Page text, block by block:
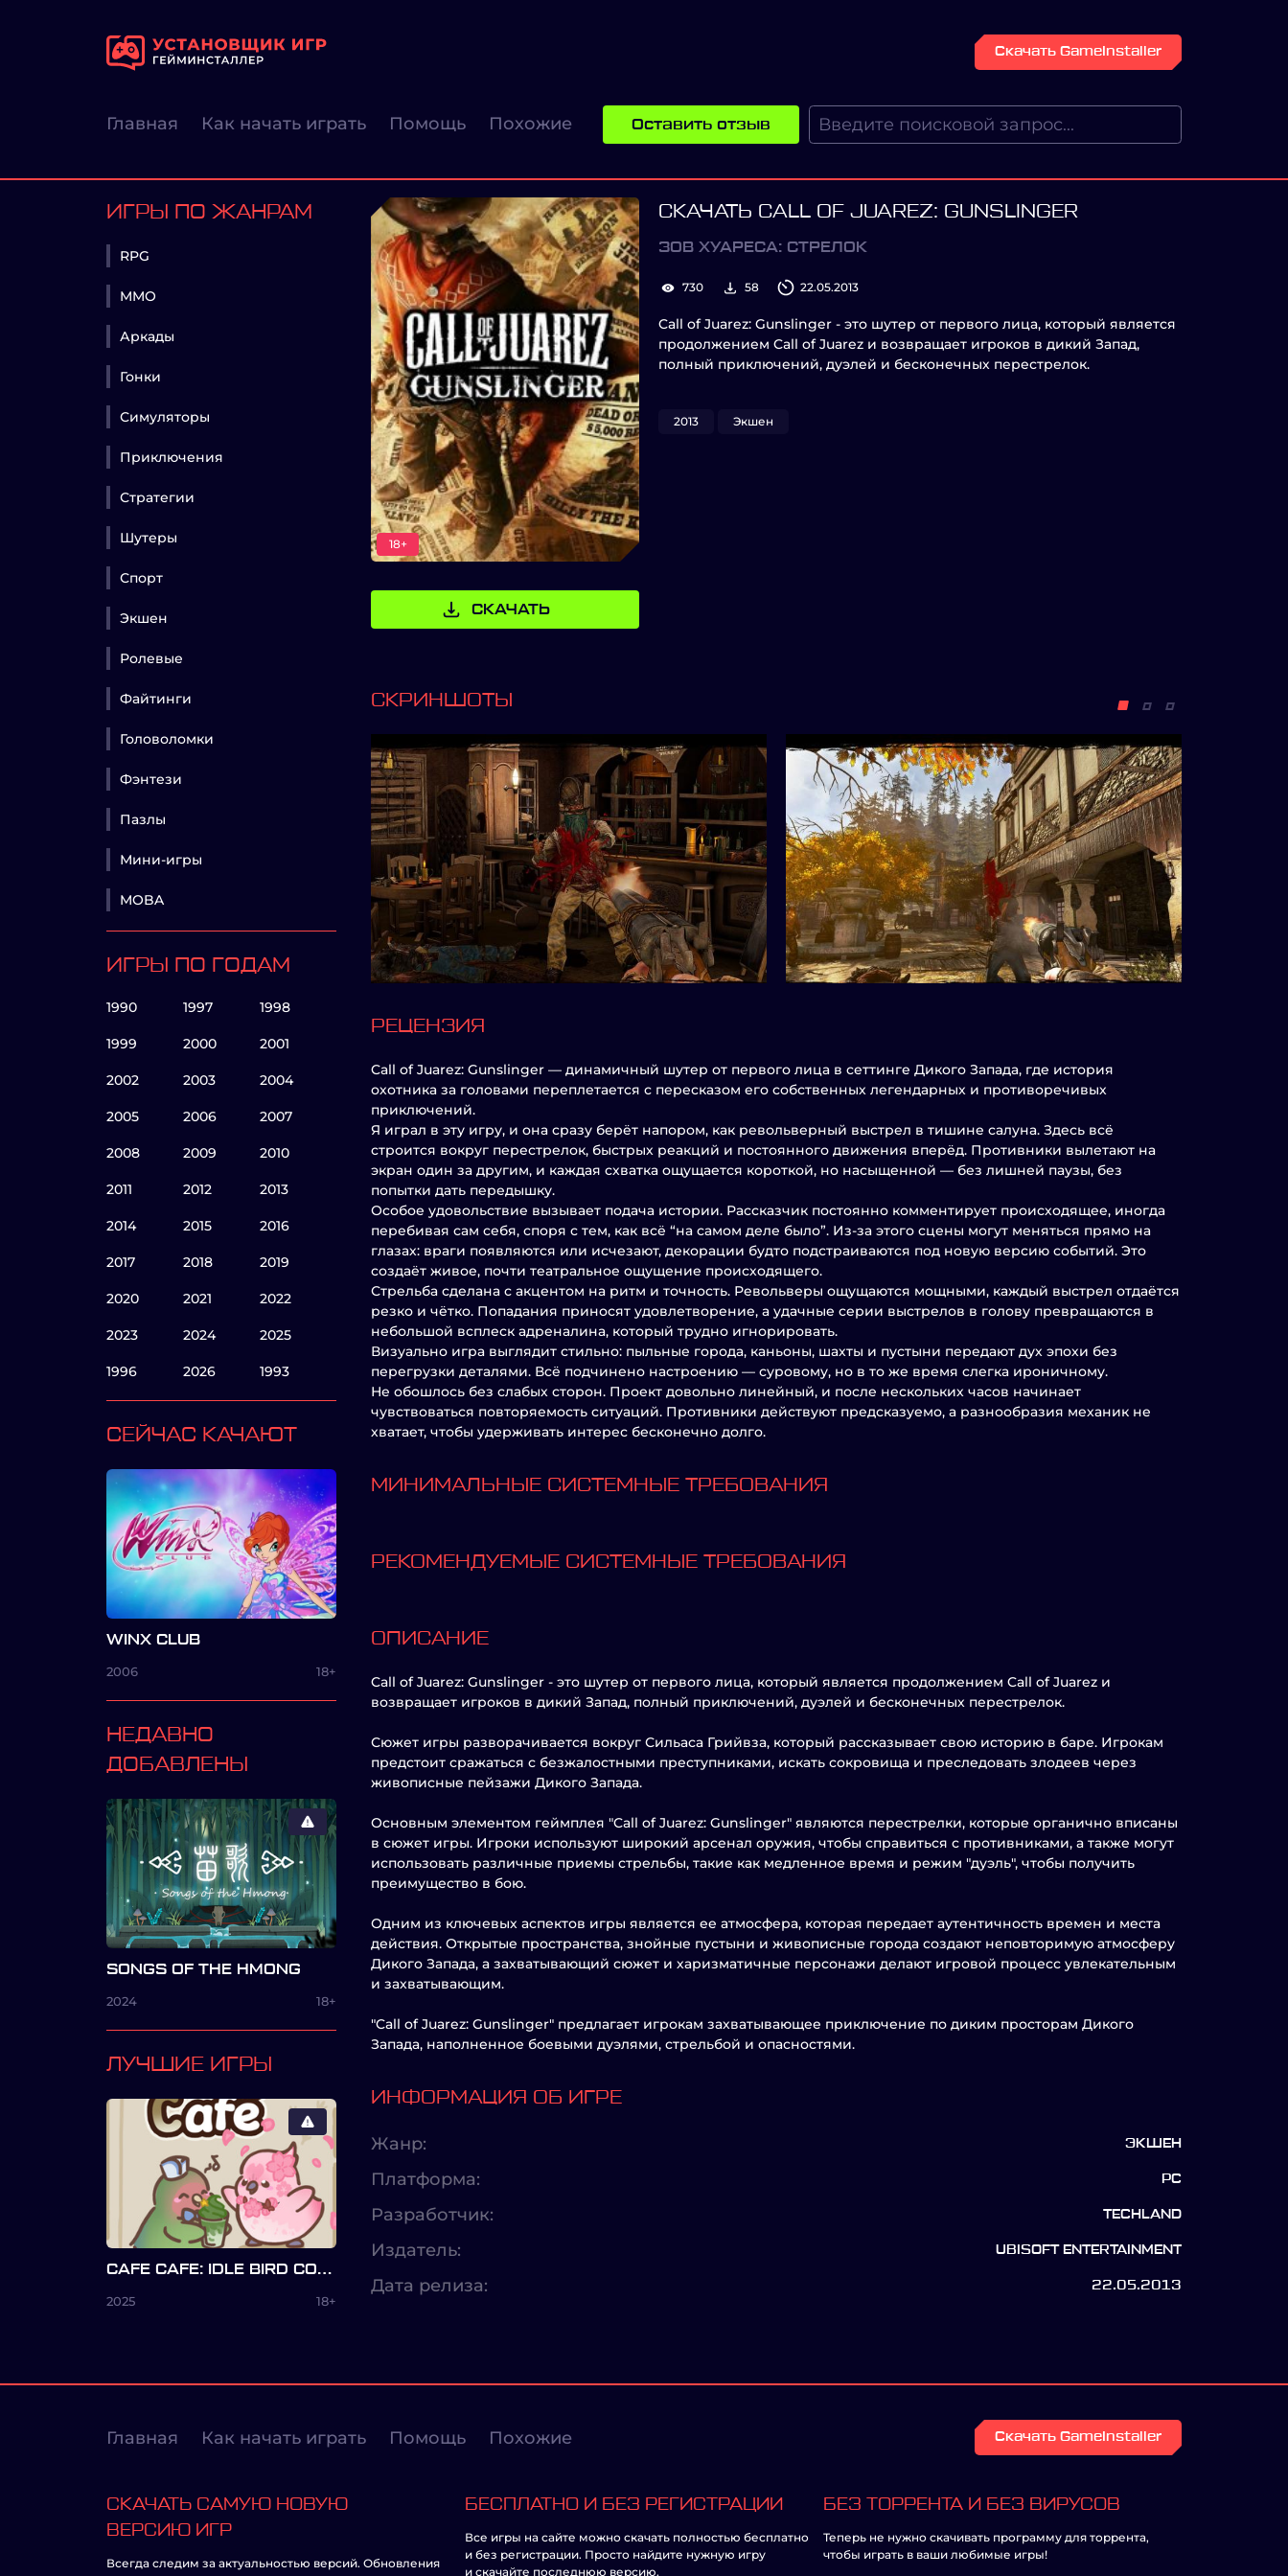
Скачать GameInstaller
Главная Как начать играть Помощь Похожие Оставить отзыв
ИГРЫ ПО ЖАНРАМ
RPG
MMO
Аркады
Гонки
Симуляторы
Приключения
Стратегии
Шутеры
Спорт
Экшен
Ролевые
Файтинги
Головоломки
Фэнтези
Пазлы
Мини-игры
MOBA
ИГРЫ ПО ГОДАМ
1990 1997 1998
1999 2000 2001
2002 2003 2004
2005 2006 2007
2008 2009 2010
2011 2012 2013
2014 2015 2016
2017 2018 2019
2020 2021 2022
2023 2024 2025
1996 2026 1993
СЕЙЧАС КАЧАЮТ
WINX CLUB
2006 18+
НЕДАВНО
ДОБАВЛЕНЫ
SONGS OF THE HMONG
2024 18+
ЛУЧШИЕ ИГРЫ
CAFE CAFE: IDLE BIRD COLLECTOR
2025 18+
18+
СКАЧАТЬ
СКАЧАТЬ CALL OF JUAREZ: GUNSLINGER
ЗОВ ХУАРЕСА: СТРЕЛОК
730 58 22.05.2013
Call of Juarez: Gunslinger - это шутер от первого лица, который является
продолжением Call of Juarez и возвращает игроков в дикий Запад,
полный приключений, дуэлей и бесконечных перестрелок.
2013 Экшен
СКРИНШОТЫ
РЕЦЕНЗИЯ
Call of Juarez: Gunslinger — динамичный шутер от первого лица в сеттинге Дикого Запада, где история
охотника за головами переплетается с пересказом его собственных легендарных и противоречивых
приключений.
Я играл в эту игру, и она сразу берёт напором, как револьверный выстрел в тишине салуна. Здесь всё
строится вокруг перестрелок, быстрых реакций и постоянного движения вперёд. Противники вылетают на
экран один за другим, и каждая схватка ощущается короткой, но насыщенной — без лишней паузы, без
попытки дать передышку.
Особое удовольствие вызывает подача истории. Рассказчик постоянно комментирует происходящее, иногда
перебивая сам себя, споря с тем, как всё “на самом деле было”. Из-за этого сцены могут меняться прямо на
глазах: враги появляются или исчезают, декорации будто подстраиваются под новую версию событий. Это
создаёт живое, почти театральное ощущение происходящего.
Стрельба сделана с акцентом на ритм и точность. Револьверы ощущаются мощными, каждый выстрел отдаётся
резко и чётко. Попадания приносят удовлетворение, а удачные серии выстрелов в голову превращаются в
небольшой всплеск адреналина, который трудно игнорировать.
Визуально игра выглядит стильно: пыльные города, каньоны, шахты и пустыни передают дух эпохи без
перегрузки деталями. Всё подчинено настроению — суровому, но в то же время слегка ироничному.
Не обошлось без слабых сторон. Проект довольно линейный, и после нескольких часов начинает
чувствоваться повторяемость ситуаций. Противники действуют предсказуемо, а разнообразия механик не
хватает, чтобы удерживать интерес бесконечно долго.
МИНИМАЛЬНЫЕ СИСТЕМНЫЕ ТРЕБОВАНИЯ
РЕКОМЕНДУЕМЫЕ СИСТЕМНЫЕ ТРЕБОВАНИЯ
ОПИСАНИЕ
Call of Juarez: Gunslinger - это шутер от первого лица, который является продолжением Call of Juarez и
возвращает игроков в дикий Запад, полный приключений, дуэлей и бесконечных перестрелок.
Сюжет игры разворачивается вокруг Сильаса Грийвза, который рассказывает свою историю в баре. Игрокам
предстоит сражаться с безжалостными преступниками, искать сокровища и преследовать злодеев через
живописные пейзажи Дикого Запада.
Основным элементом геймплея "Call of Juarez: Gunslinger" являются перестрелки, которые органично вписаны
в сюжет игры. Игроки используют широкий арсенал оружия, чтобы справиться с противниками, а также могут
использовать различные приемы стрельбы, такие как медленное время и режим "дуэль", чтобы получить
преимущество в бою.
Одним из ключевых аспектов игры является ее атмосфера, которая передает аутентичность времен и места
действия. Открытые пространства, знойные пустыни и живописные города создают неповторимую атмосферу
Дикого Запада, а захватывающий сюжет и харизматичные персонажи делают игровой процесс увлекательным
и захватывающим.
"Call of Juarez: Gunslinger" предлагает игрокам захватывающее приключение по диким просторам Дикого
Запада, наполненное боевыми дуэлями, стрельбой и опасностями.
ИНФОРМАЦИЯ ОБ ИГРЕ
Жанр: ЭКШЕН
Платформа: PC
Разработчик: TECHLAND
Издатель: UBISOFT ENTERTAINMENT
Дата релиза: 22.05.2013
Главная Как начать играть Помощь Похожие Скачать GameInstaller
СКАЧАТЬ САМУЮ НОВУЮ
ВЕРСИЮ ИГР
Всегда следим за актуальностью версий. Обновления
БЕСПЛАТНО И БЕЗ РЕГИСТРАЦИИ
Все игры на сайте можно скачать полностью бесплатно
и без регистрации. Просто найдите нужную игру
и скачайте последнюю версию.
БЕЗ ТОРРЕНТА И БЕЗ ВИРУСОВ
Теперь не нужно скачивать программу для торрента,
чтобы играть в ваши любимые игры!